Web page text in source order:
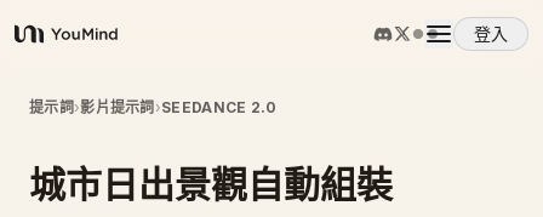
YouMind
登入
概覽
使用案例
提示詞›影片提示詞 ›SEEDANCE 2.0
城市日出景觀自動組裝